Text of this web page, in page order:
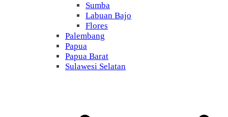
Sumba
Labuan Bajo
Flores
Palembang
Papua
Papua Barat
Sulawesi Selatan